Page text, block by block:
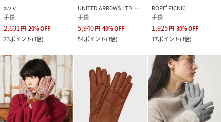
a.v.v
手袋
2,631 円 20%OFF
23ポイント(1倍)
UNITED ARROWS LTD. OUTLET
手袋
5,940円 40%OFF
54ポイント(1倍)
ROPE' PICNIC
手袋
1,925円 30%OFF
17ポイント(1倍)